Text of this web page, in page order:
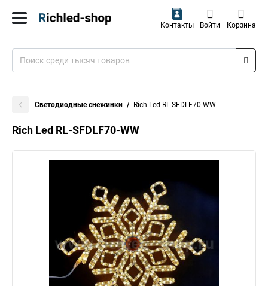
Контакты Войти Корзина
Светодиодные снежинки Rich Led RL-SFDLF70-WW
Rich Led RL-SFDLF70-WW